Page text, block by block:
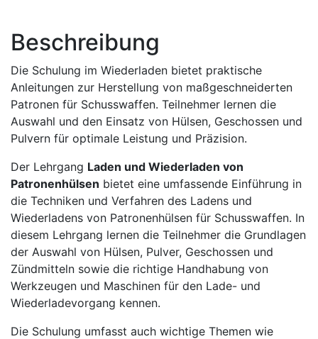
Beschreibung
Die Schulung im Wiederladen bietet praktische
Anleitungen zur Herstellung von maßgeschneiderten
Patronen für Schusswaffen. Teilnehmer lernen die
Auswahl und den Einsatz von Hülsen, Geschossen und
Pulvern für optimale Leistung und Präzision.
Der Lehrgang Laden und Wiederladen von
Patronenhülsen bietet eine umfassende Einführung in
die Techniken und Verfahren des Ladens und
Wiederladens von Patronenhülsen für Schusswaffen. In
diesem Lehrgang lernen die Teilnehmer die Grundlagen
der Auswahl von Hülsen, Pulver, Geschossen und
Zündmitteln sowie die richtige Handhabung von
Werkzeugen und Maschinen für den Lade- und
Wiederladevorgang kennen.
Die Schulung umfasst auch wichtige Themen wie